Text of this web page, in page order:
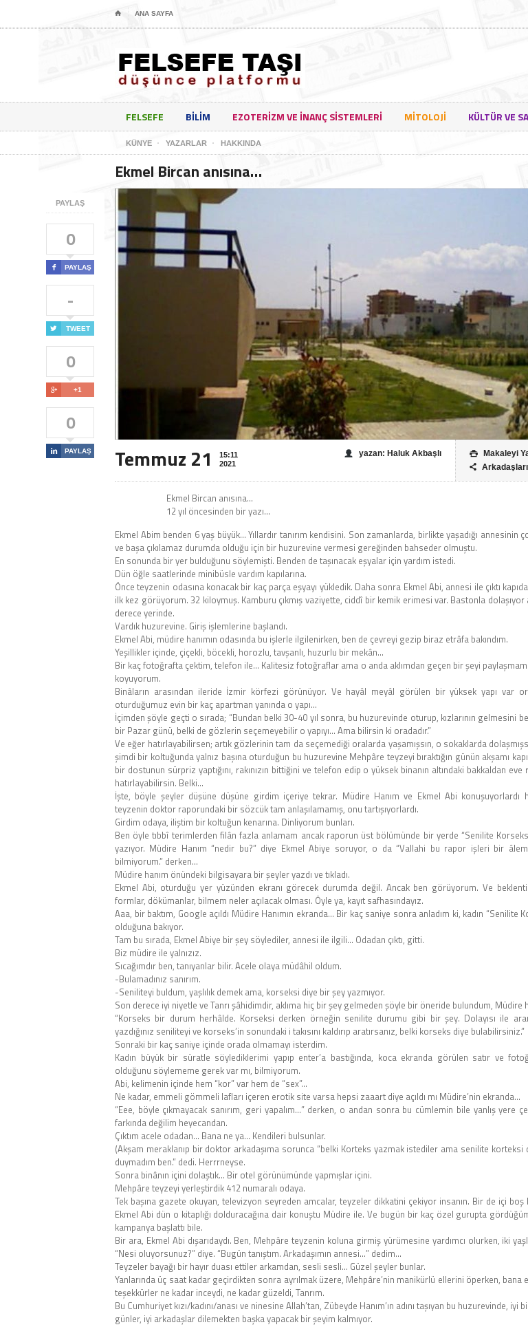
⌂ ANA SAYFA
FELSEFE BILIM EZOTERIZM VE INANÇ SISTEMLERI MITOLOJI KÜLTÜR VE
KÜNYE YAZARLAR HAKKINDA
PAYLAŞ
0
 PAYLAŞ
-
 TWEET
0
 +1
0
 PAYLAŞ
Ekmel Bircan anısına…
Temmuz 21
15:11
2021
 Makaleyi

yazan: Haluk Akbaşlı
Ekmel Bircan anısına…
12 yıl öncesinden bir yazı…
Ekmel Abim benden 6 yaş büyük… Yıllardır tanırım kendisini. Son zamanlarda, birlikte yaşadığı annesinin
ve başa çıkılamaz durumda olduğu için bir huzurevine vermesi gereğinden bahseder olmuştu.
En sonunda bir yer bulduğunu söylemişti. Benden de taşınacak eşyalar için yardım istedi.
Dün öğle saatlerinde minibüsle vardım kapılarına.
Önce teyzenin odasına konacak bir kaç parça eşyayı yükledik. Daha sonra Ekmel Abi, annesi ile çıktı
ilk kez görüyorum. 32 kiloymuş. Kamburu çıkmış vaziyette, ciddî bir kemik erimesi var. Bastonla dolaşıyor
derece yerinde.
Vardık huzurevine. Giriş işlemlerine başlandı.
Ekmel Abi, müdire hanımın odasında bu işlerle ilgilenirken, ben de çevreyi gezip biraz etrâfa bakındım.
Yeşillikler içinde, çiçekli, böcekli, horozlu, tavşanlı, huzurlu bir mekân…
Bir kaç fotoğrafta çektim, telefon ile… Kalitesiz fotoğraflar ama o anda aklımdan geçen bir şeyi paylaşmam
koyuyorum.
Binâların arasından ileride İzmir körfezi görünüyor. Ve hayâl meyâl görülen bir yüksek yapı var
oturduğumuz evin bir kaç apartman yanında o yapı…
İçimden şöyle geçti o sırada; “Bundan belki 30-40 yıl sonra, bu huzurevinde oturup, kızlarının gelmesini
bir Pazar günü, belki de gözlerin seçemeyebilir o yapıyı… Ama bilirsin ki oradadır.”
Ve eğer hatırlayabilirsen; artık gözlerinin tam da seçemediği oralarda yaşamışsın, o sokaklarda
şimdi bir koltuğunda yalnız başına oturduğun bu huzurevine Mehpâre teyzeyi bıraktığın günün akşamı
bir dostunun sürpriz yaptığını, rakınızın bittiğini ve telefon edip o yüksek binanın altındaki bakkaldan eve
hatırlayabilirsin. Belki…
İşte, böyle şeyler düşüne düşüne girdim içeriye tekrar. Müdire Hanım ve Ekmel Abi konuşuyorlardı
teyzenin doktor raporundaki bir sözcük tam anlaşılamamış, onu tartışıyorlardı.
Girdim odaya, iliştim bir koltuğun kenarına. Dinliyorum bunları.
Ben öyle tıbbî terimlerden filân fazla anlamam ancak raporun üst bölümünde bir yerde “Senilite
yazıyor. Müdire Hanım “nedir bu?” diye Ekmel Abiye soruyor, o da “Vallahi bu rapor işleri bir
bilmiyorum.” derken…
Müdire hanım önündeki bilgisayara bir şeyler yazdı ve tıkladı.
Ekmel Abi, oturduğu yer yüzünden ekranı görecek durumda değil. Ancak ben görüyorum. Ve
formlar, dökümanlar, bilmem neler açılacak olması. Öyle ya, kayıt safhasındayız.
Aaa, bir baktım, Google açıldı Müdire Hanımın ekranda… Bir kaç saniye sonra anladım ki, kadın “Senilite
olduğuna bakıyor.
Tam bu sırada, Ekmel Abiye bir şey söylediler, annesi ile ilgili… Odadan çıktı, gitti.
Biz müdire ile yalnızız.
Sıcağımdır ben, tanıyanlar bilir. Acele olaya müdâhil oldum.
-Bulamadınız sanırım.
-Seniliteyi buldum, yaşlılık demek ama, korseksi diye bir şey yazmıyor.
Son derece iyi niyetle ve Tanrı şâhidimdir, aklıma hiç bir şey gelmeden şöyle bir öneride bulundum, Müdire
“Korseks bir durum herhâlde. Korseksi derken örneğin senilite durumu gibi bir şey. Dolayısı ile
yazdığınız seniliteyi ve korseks’in sonundaki i takısını kaldırıp aratırsanız, belki korseks diye bulabilirsiniz.”
Sonraki bir kaç saniye içinde orada olmamayı isterdim.
Kadın büyük bir süratle söylediklerimi yapıp enter’a bastığında, koca ekranda görülen satır ve
olduğunu söylememe gerek var mı, bilmiyorum.
Abi, kelimenin içinde hem “kor” var hem de “sex”…
Ne kadar, emmeli gömmeli lafları içeren erotik site varsa hepsi zaaart diye açıldı mı Müdire’nin ekranda…
“Eee, böyle çıkmayacak sanırım, geri yapalım…” derken, o andan sonra bu cümlemin bile yanlış yere
farkında değilim heyecandan.
Çıktım acele odadan… Bana ne ya… Kendileri bulsunlar.
(Akşam meraklanıp bir doktor arkadaşıma sorunca “belki Korteks yazmak istediler ama senilite korteksi
duymadım ben.” dedi. Herrrneyse.
Sonra binânın içini dolaştık… Bir otel görünümünde yapmışlar içini.
Mehpâre teyzeyi yerleştirdik 412 numaralı odaya.
Tek başına gazete okuyan, televizyon seyreden amcalar, teyzeler dikkatini çekiyor insanın. Bir de içi boş
Ekmel Abi dün o kitaplığı dolduracağına dair konuştu Müdire ile. Ve bugün bir kaç özel gurupta
kampanya başlattı bile.
Bir ara, Ekmel Abi dışarıdaydı. Ben, Mehpâre teyzenin koluna girmiş yürümesine yardımcı olurken, iki
“Nesi oluyorsunuz?” diye. “Bugün tanıştım. Arkadaşımın annesi…” dedim…
Teyzeler bayağı bir hayır duası ettiler arkamdan, sesli sesli… Güzel şeyler bunlar.
Yanlarında üç saat kadar geçirdikten sonra ayrılmak üzere, Mehpâre’nin manikürlü ellerini öperken, bana
teşekkürler ne kadar inceydi, ne kadar güzeldi, Tanrım.
Bu Cumhuriyet kızı/kadını/anası ve ninesine Allah’tan, Zübeyde Hanım’ın adını taşıyan bu huzurevinde, iyi
günler, iyi arkadaşlar dilemekten başka yapacak bir şeyim kalmıyor.